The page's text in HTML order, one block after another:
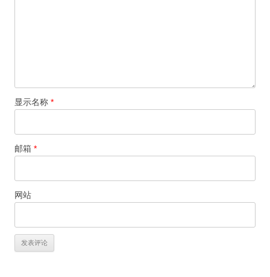
显示名称 *
邮箱 *
网站